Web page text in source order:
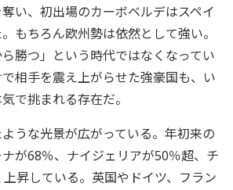
い、初出場のカーボベルデはスペイ
もちろん欧州勢は依然として強い。
勝つ」という時代ではなくなってい
相手を震え上がらせた強豪国も、い
で挑まれる存在だ。
うな光景が広がっている。年初来の
が68％、ナイジェリアが50％超、チ
昇している。英国やドイツ、フラン